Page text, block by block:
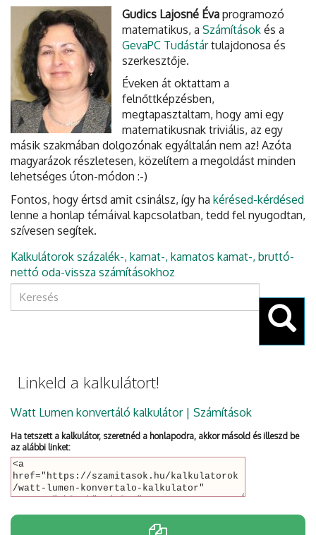
Gudics Lajosné Éva programozó
matematikus, a Számítások és a
GevaPC Tudástártulajdonosa és
szerkesztője.
Éveken át oktattam a
felnőttképzésben,
megtapasztaltam, hogy ami egy
matematikusnak triviális, az egy
másik szakmában dolgozónak egyáltalán nem az! Azóta
magyarázok részletesen, közelítem a megoldást minden
lehetséges úton-módon :-)
Fontos, hogy értsd amit csinálsz, így ha kérésed-kérdésed
lenne a honlap témáival kapcsolatban, tedd fel nyugodtan,
szívesen segítek.
Kalkulátorok százalék-, kamat-, kamatos kamat-, bruttó-
nettó oda-vissza számításokhoz
Keresés
űrlap
Linkeld a kalkulátort!
Watt Lumen konvertáló kalkulátor | Számítások
Ha tetszett a kalkulátor, szeretnéd a honlapodra, akkor másold és illeszd be
az alábbi linket: